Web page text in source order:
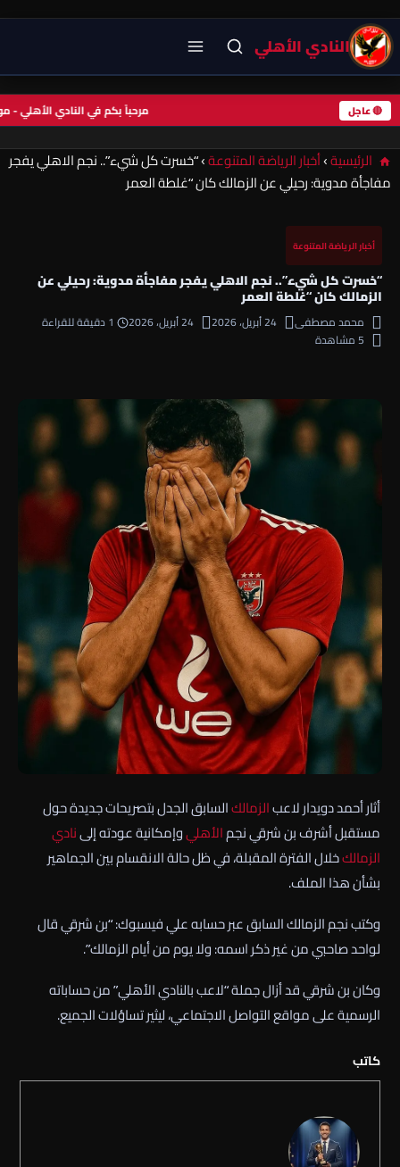
النادي الأهلي
🔴 عاجل مرحباً بكم في النادي الأهلي
الرئيسية›أخبار الرياضة المتنوعة›“خسرت كل شيء”.. نجم الاهلي يفجر
مفاجأة مدوية: رحيلي عن الزمالك كان “غلطة العمر
أخبار الرياضة المتنوعة
“خسرت كل شيء”.. نجم الاهلي يفجر مفاجأة مدوية: رحيلي عن
الزمالك كان “غلطة العمر
محمد مصطفى 24 أبريل، 2026 24 أبريل، 2026
1 دقيقة للقراءة
5 مشاهدة
أثار أحمد دويدار لاعبالزمالكالسابق الجدل بتصريحات جديدة حول
مستقبل أشرف بن شرقي نجمالأهليوإمكانية عودته إلىنادي
الزمالكخلال الفترة المقبلة، في ظل حالة الانقسام بين الجماهير
بشأن هذا الملف.
وكتب نجم الزمالك السابق عبر حسابه علي فيسبوك: “بن شرقي قال
لواحد صاحبي من غير ذكر اسمه: ولا يوم من أيام الزمالك”.
وكان بن شرقي قد أزال جملة “لاعب بالنادي الأهلي” من حساباته
الرسمية على مواقع التواصل الاجتماعي، ليثير تساؤلات الجميع.
كاتب